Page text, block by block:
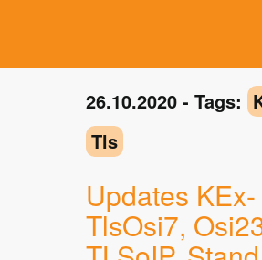
26.10.2020 - Tags:
Tls
Updates KEx-
TlsOsi7,